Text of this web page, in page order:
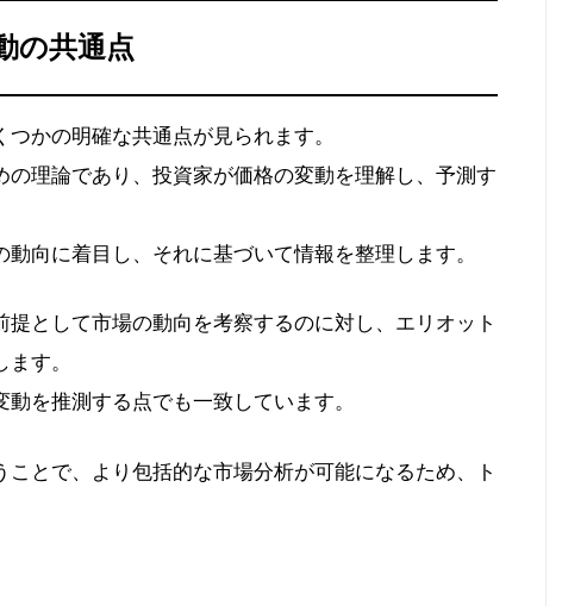
の共通点
かの明確な共通点が見られます。
理論であり、投資家が価格の変動を理解し、予測す
向に着目し、それに基づいて情報を整理します。
として市場の動向を考察するのに対し、エリオット
す。
を推測する点でも一致しています。
とで、より包括的な市場分析が可能になるため、ト